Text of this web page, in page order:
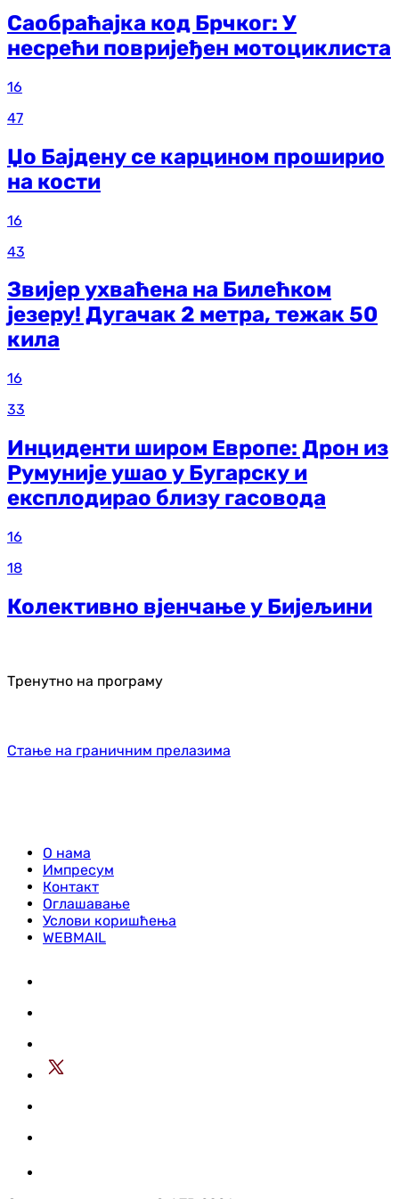
Саобраћајка код Брчког: У
несрећи повријеђен мотоциклиста
16
47
Џо Бајдену се карцином проширио
на кости
16
43
Звијер ухваћена на Билећком
језеру! Дугачак 2 метра, тежак 50
кила
16
33
Инциденти широм Европе: Дрон из
Румуније ушао у Бугарску и
експлодирао близу гасовода
16
18
Колективно вјенчање у Бијељини
Тренутно на програму
Стање на граничним прелазима
О нама
Импресум
Контакт
Оглашавање
Услови коришћења
WEBMAIL